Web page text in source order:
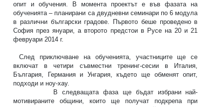
опит и обучения. В момента проектът е във фазата на
обученията – планирани са двудневни семинари по 6 модула
в различни български градове. Първото беше проведено в
София през януари, а второто предстои в Русе на 20 и 21
февруари 2014 г.
След приключване на обученията, участниците ще се
включат в четири съвместни тренинг-сесии в Италия,
България, Германия и Унгария, където ще обменят опит,
подходи и ноу-хау.
В следващата фаза ще бъдат избрани най-
мотивираните общини, които ще получат подкрепа при